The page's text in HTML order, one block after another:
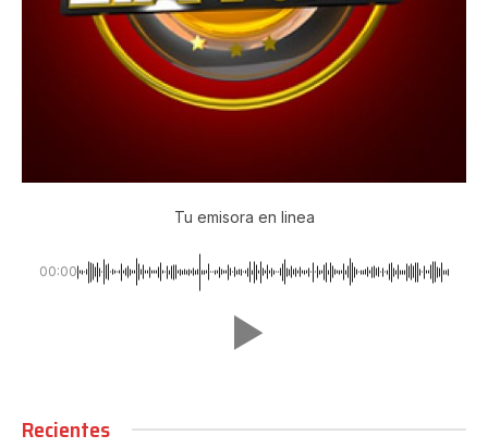
Tu emisora en linea
00:00
Recientes